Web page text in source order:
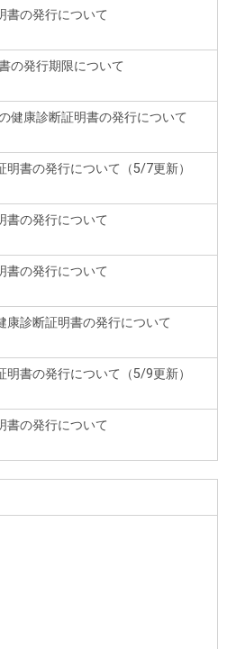
の発行について
の発行期限について
健康診断証明書の発行について
書の発行について（5/7更新）
の発行について
書の発行について
康診断証明書の発行について
書の発行について（5/9更新）
の発行について